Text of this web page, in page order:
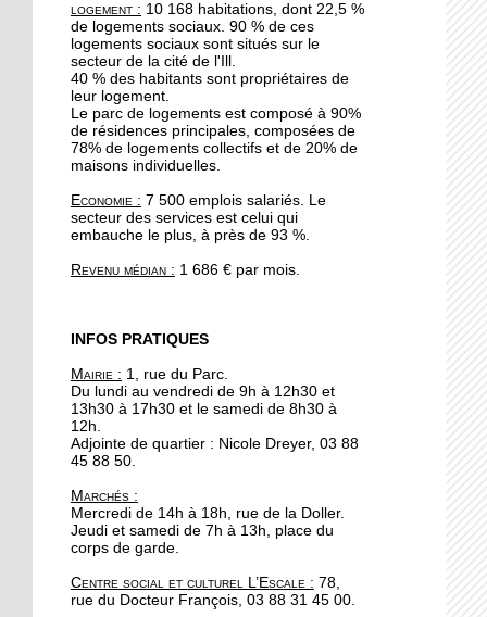
19 octobre 2017
Le quartier reste une
valeur sûre pour les
promoteurs immobiliers
19 octobre 2017
A l'Escale, Halloween se
19 octobre 2017
Le barrage de la
Robertsau sous bonne
18 octobre 2017
" Y a pas d'âge pour le
yoga !"
17 octobre 2017
portée de main
17 octobre 2017
Se redresser grâce au
Parcours
logement : 10 168 habitations, dont 22,5 %
de logements sociaux. 90 % de ces
logements sociaux sont situés sur le
secteur de la cité de l'Ill.
40 % des habitants sont propriétaires de
leur logement.
Le parc de logements est composé à 90%
de résidences principales, composées de
78% de logements collectifs et de 20% de
maisons individuelles.
Economie : 7 500 emplois salariés. Le
secteur des services est celui qui
embauche le plus, à près de 93 %.
Revenu médian : 1 686 € par mois.
INFOS PRATIQUES
Mairie : 1, rue du Parc.
Du lundi au vendredi de 9h à 12h30 et
13h30 à 17h30 et le samedi de 8h30 à
12h.
Adjointe de quartier : Nicole Dreyer, 03 88
45 88 50.
Marchés :
Mercredi de 14h à 18h, rue de la Doller.
Jeudi et samedi de 7h à 13h, place du
corps de garde.
Centre social et culturel L’Escale : 78,
rue du Docteur François, 03 88 31 45 00.